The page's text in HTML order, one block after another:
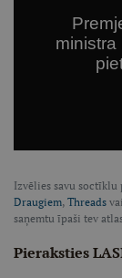
Izvēlies savu soctīklu
Draugiem, Threads
saņemtu īpaši tev
Pieraksties